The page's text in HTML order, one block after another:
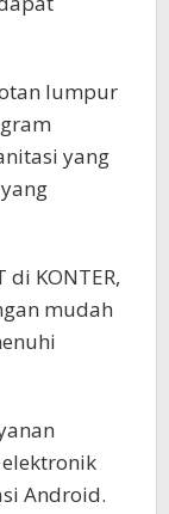
lumpur
yang
di KONTER,
mudah
Android.